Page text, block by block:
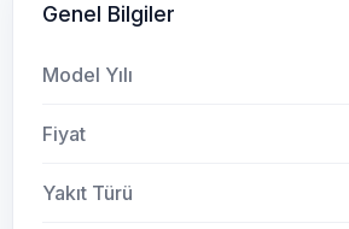
Genel Bilgiler
Model Yılı
Fiyat
Yakıt Türü